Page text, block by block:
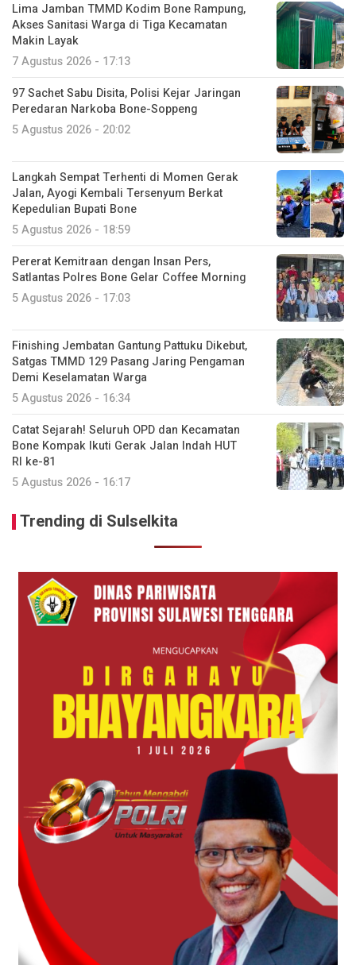
Lima Jamban TMMD Kodim Bone Rampung,
Akses Sanitasi Warga di Tiga Kecamatan
Makin Layak
7 Agustus 2026 - 17:13
97 Sachet Sabu Disita, Polisi Kejar Jaringan
Peredaran Narkoba Bone-Soppeng
5 Agustus 2026 - 20:02
Langkah Sempat Terhenti di Momen Gerak
Jalan, Ayogi Kembali Tersenyum Berkat
Kepedulian Bupati Bone
5 Agustus 2026 - 18:59
Pererat Kemitraan dengan Insan Pers,
Satlantas Polres Bone Gelar Coffee Morning
5 Agustus 2026 - 17:03
Finishing Jembatan Gantung Pattuku Dikebut,
Satgas TMMD 129 Pasang Jaring Pengaman
Demi Keselamatan Warga
5 Agustus 2026 - 16:34
Catat Sejarah! Seluruh OPD dan Kecamatan
Bone Kompak Ikuti Gerak Jalan Indah HUT
RI ke-81
5 Agustus 2026 - 16:17
Trending di Sulselkita